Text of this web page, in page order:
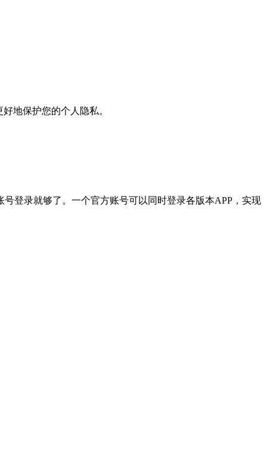
地保护您的个人隐私。
号登录就够了。一个官方账号可以同时登录各版本APP，实现